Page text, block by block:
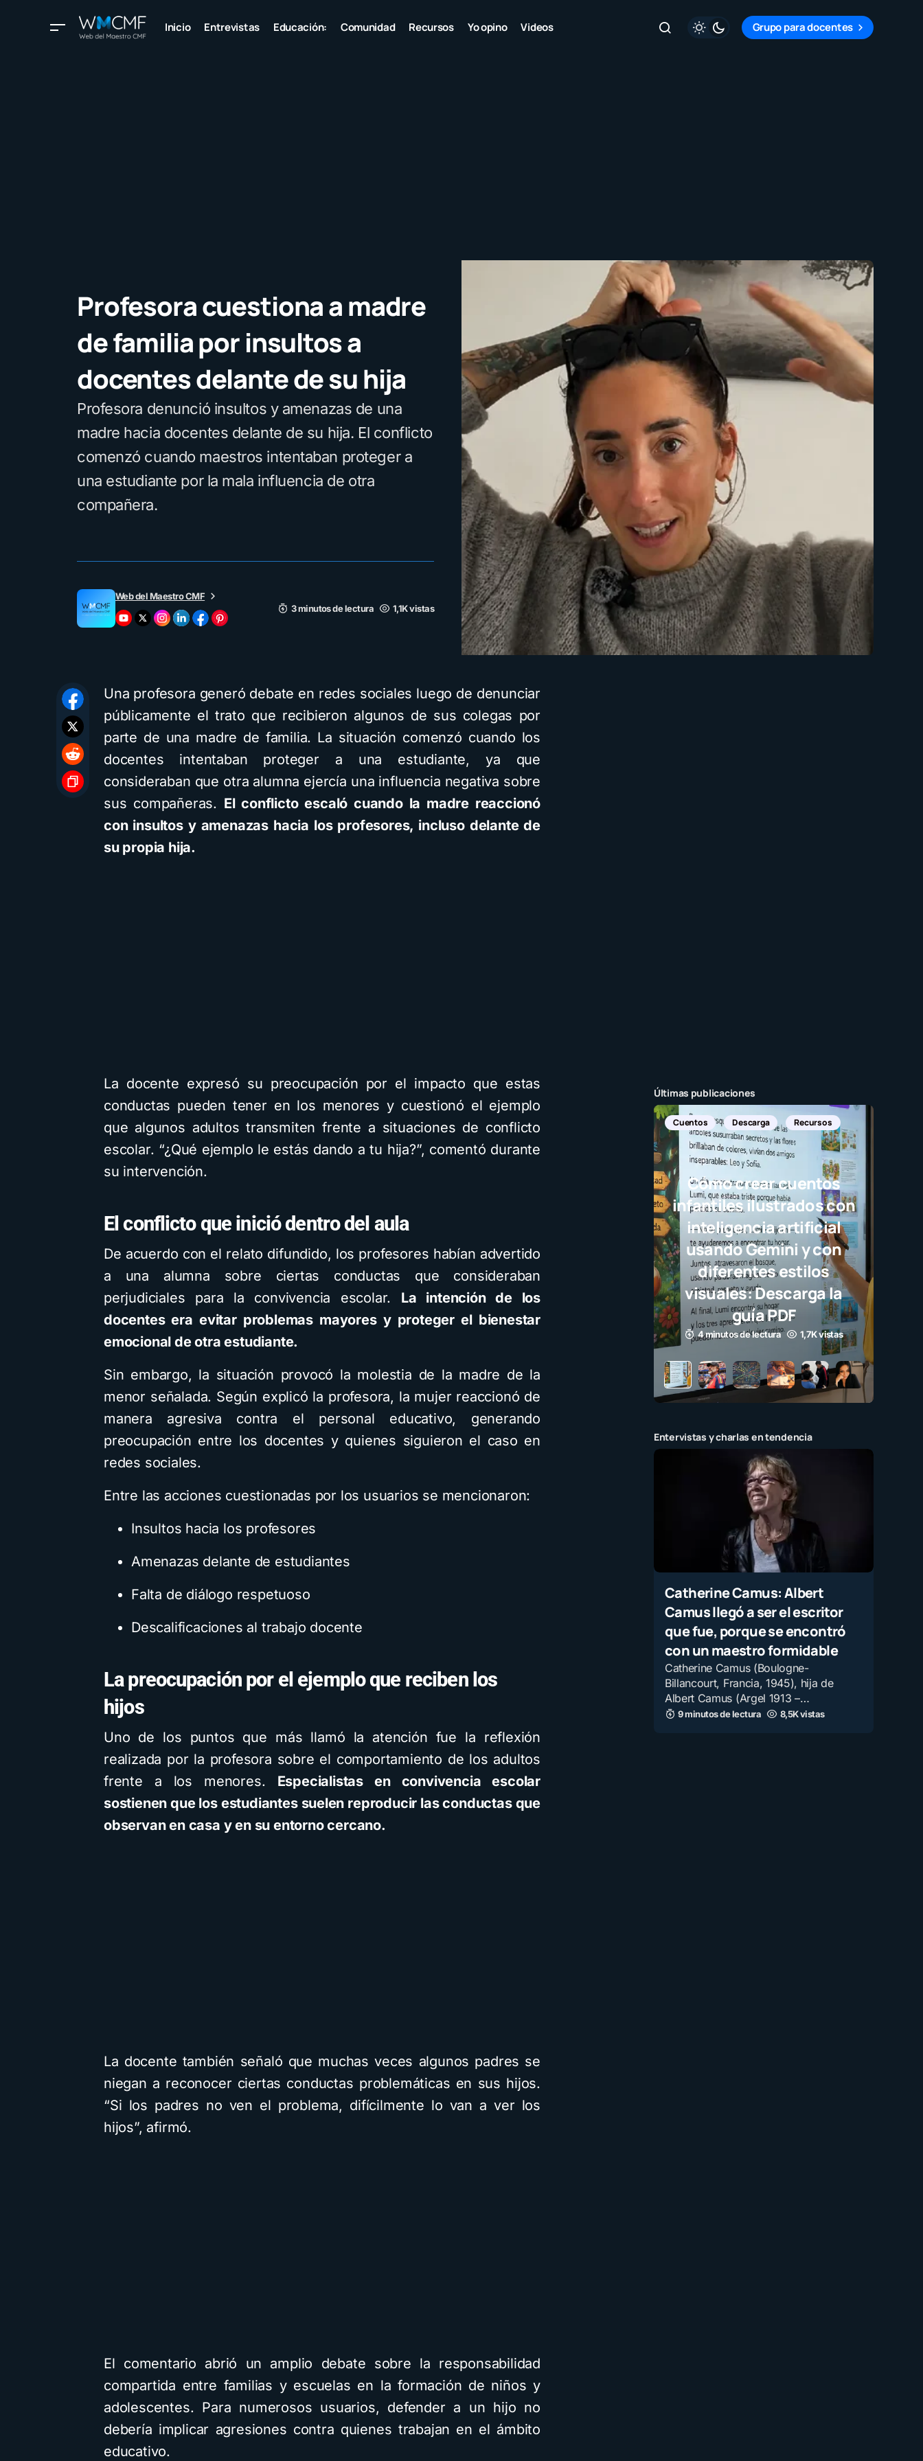
Inicio Entrevistas Educación: Comunidad Recursos Yo opino Videos Grupo para docentes
Profesora cuestiona a madre
de familia por insultos a
docentes delante de su hija
Profesora denunció insultos y amenazas de una
madre hacia docentes delante de su hija. El conflicto
comenzó cuando maestros intentaban proteger a
una estudiante por la mala influencia de otra
compañera.
Web del Maestro CMF
3 minutos de lectura
1,1K vistas
Una profesora generó debate en redes sociales luego de denunciar
públicamente el trato que recibieron algunos de sus colegas por
parte de una madre de familia. La situación comenzó cuando los
docentes intentaban proteger a una estudiante, ya que
consideraban que otra alumna ejercía una influencia negativa sobre
sus compañeras. El conflicto escaló cuando la madre reaccionó
con insultos y amenazas hacia los profesores, incluso delante de
su propia hija.
La docente expresó su preocupación por el impacto que estas
conductas pueden tener en los menores y cuestionó el ejemplo
que algunos adultos transmiten frente a situaciones de conflicto
escolar. “¿Qué ejemplo le estás dando a tu hija?”, comentó durante
su intervención.
El conflicto que inició dentro del aula
De acuerdo con el relato difundido, los profesores habían advertido
a una alumna sobre ciertas conductas que consideraban
perjudiciales para la convivencia escolar. La intención de los
docentes era evitar problemas mayores y proteger el bienestar
emocional de otra estudiante.
Sin embargo, la situación provocó la molestia de la madre de la
menor señalada. Según explicó la profesora, la mujer reaccionó de
manera agresiva contra el personal educativo, generando
preocupación entre los docentes y quienes siguieron el caso en
redes sociales.
Entre las acciones cuestionadas por los usuarios se mencionaron:
Insultos hacia los profesores
Amenazas delante de estudiantes
Falta de diálogo respetuoso
Descalificaciones al trabajo docente
La preocupación por el ejemplo que reciben los
hijos
Uno de los puntos que más llamó la atención fue la reflexión
realizada por la profesora sobre el comportamiento de los adultos
frente a los menores. Especialistas en convivencia escolar
sostienen que los estudiantes suelen reproducir las conductas que
observan en casa y en su entorno cercano.
La docente también señaló que muchas veces algunos padres se
niegan a reconocer ciertas conductas problemáticas en sus hijos.
“Si los padres no ven el problema, difícilmente lo van a ver los
hijos”, afirmó.
El comentario abrió un amplio debate sobre la responsabilidad
compartida entre familias y escuelas en la formación de niños y
adolescentes. Para numerosos usuarios, defender a un hijo no
debería implicar agresiones contra quienes trabajan en el ámbito
educativo.
Últimas publicaciones
Recursos
Cómo crear cuentos
infantiles ilustrados con
inteligencia artificial
usando Gemini y con
diferentes estilos
visuales: Descarga la
guía PDF
4 minutos de lectura 1,7K vistas
Entervistas y charlas en tendencia
Catherine Camus: Albert
Camus llegó a ser el escritor
que fue, porque se encontró
con un maestro formidable
Catherine Camus (Boulogne-
Billancourt, Francia, 1945), hija de
Albert Camus (Argel 1913 –…
9 minutos de lectura 8,5K vistas